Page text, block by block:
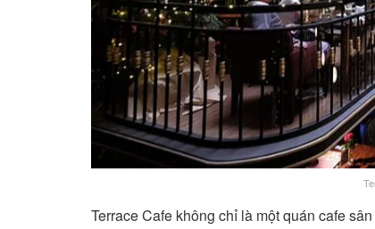
Terrace Cafe không chỉ là một quán cafe